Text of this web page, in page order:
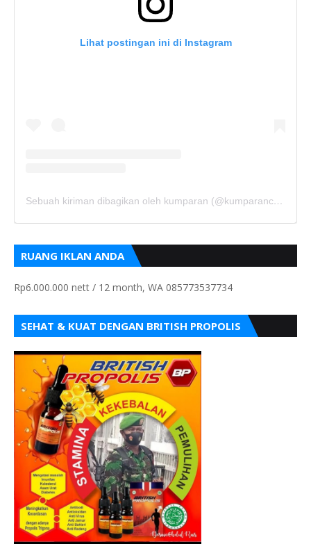
Lihat postingan ini di Instagram
Sebuah kiriman dibagikan oleh kumparan (@kumparancom)
RUANG IKLAN ANDA
Rp6.000.000 nett / 12 month, WA 085773537734
SEHAT & KUAT DENGAN BRITISH PROPOLIS